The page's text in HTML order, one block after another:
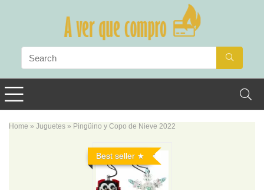
Home » Juguetes » Pingüino y Copo de Nieve 2022
Best seller